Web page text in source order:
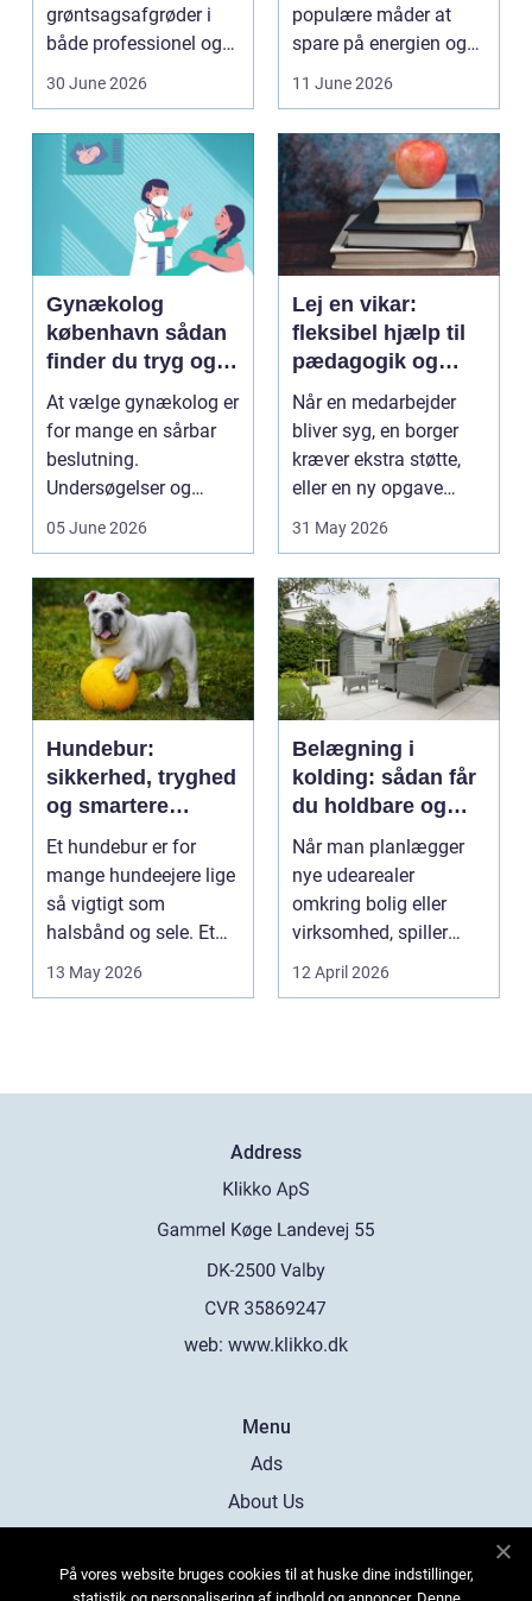
grøntsagsafgrøder i
både professionel og
hobbybaseret
30 June 2026
populære måder at
spare på energien og
få et bedre indeklima
11 June 2026
Gynækolog
københavn sådan
finder du tryg og
professionel hjælp
At vælge gynækolog er
for mange en sårbar
beslutning.
Undersøgelser og
behandlinger foregår i
05 June 2026
Lej en vikar:
fleksibel hjælp til
pædagogik og
sundhed
Når en medarbejder
bliver syg, en borger
kræver ekstra støtte,
eller en ny opgave
opstår fra dag til...
31 May 2026
Hundebur:
sikkerhed, tryghed
og smartere
hverdag med hund
Et hundebur er for
mange hundeejere lige
så vigtigt som
halsbånd og sele. Et
godt bur gi...
13 May 2026
Belægning i
kolding: sådan får
du holdbare og
flotte udearealer
Når man planlægger
nye udearealer
omkring bolig eller
virksomhed, spiller
belægningen en helt
centra...
12 April 2026
Address
web: www.klikko.dk
Menu
Ads
About Us
Contact
På vores website bruges cookies til at huske dine indstillinger,